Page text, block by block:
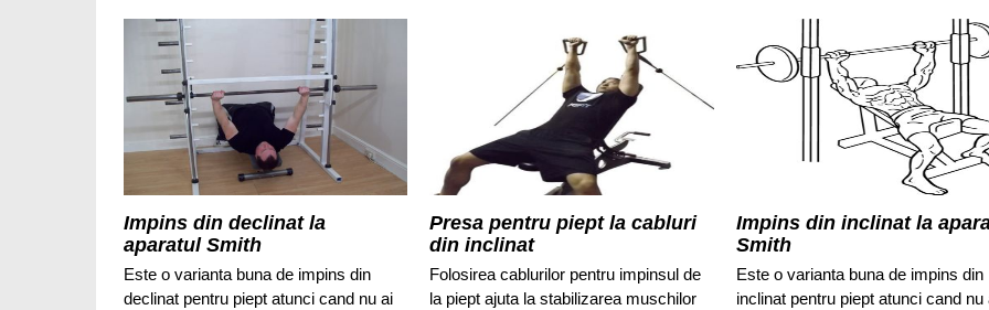
Impins din declinat la
aparatul Smith
Este o varianta buna de impins din
declinat pentru piept atunci cand nu ai
Presa pentru piept la cabluri
din inclinat
Folosirea cablurilor pentru impinsul de
la piept ajuta la stabilizarea muschilor
Impins din inclinat la
Smith
Este o varianta buna de impins din
inclinat pentru piept atunci cand nu